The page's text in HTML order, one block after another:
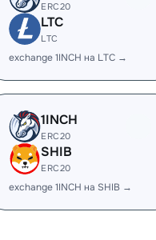
ERC20
LTC
LTC
exchange 1INCH на LTC →
1INCH
ERC20
SHIB
ERC20
exchange 1INCH на SHIB →